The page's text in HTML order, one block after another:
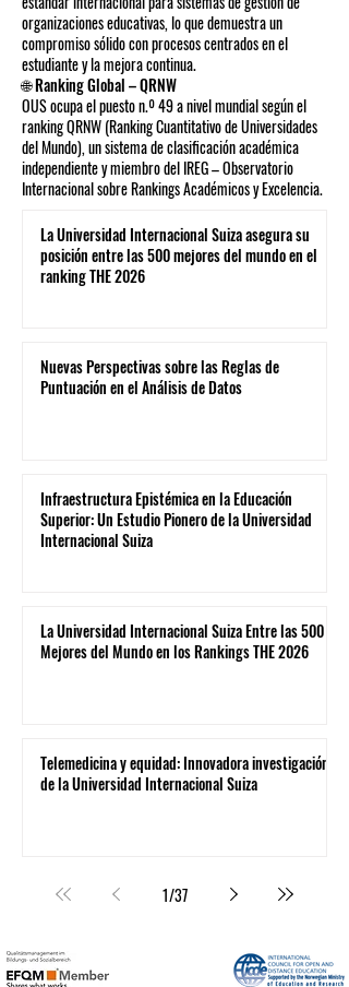
organizaciones educativas, lo que demuestra un
compromiso sólido con procesos centrados en el
estudiante y la mejora continua.
🌐 Ranking Global – QRNW
OUS ocupa el puesto n.º 49 a nivel mundial según el
ranking QRNW (Ranking Cuantitativo de Universidades
del Mundo), un sistema de clasificación académica
independiente y miembro del IREG – Observatorio
Internacional sobre Rankings Académicos y Excelencia.
La Universidad Internacional Suiza asegura su
posición entre las 500 mejores del mundo en el
ranking THE 2026
Nuevas Perspectivas sobre las Reglas de
Puntuación en el Análisis de Datos
Infraestructura Epistémica en la Educación
Superior: Un Estudio Pionero de la Universidad
Internacional Suiza
La Universidad Internacional Suiza Entre las 500
Mejores del Mundo en los Rankings THE 2026
Telemedicina y equidad: Innovadora investigación
de la Universidad Internacional Suiza
1/37